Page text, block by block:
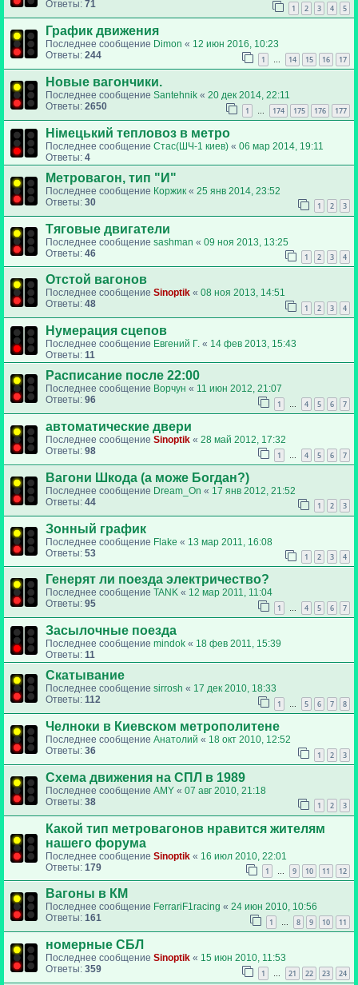
Ответы: 71 1 2 3 4 5
График движения
Последнее сообщение Dimon « 12 июн 2016, 10:23
Ответы: 244 1 14 15 16 17
Новые вагончики.
Последнее сообщение Santehnik « 20 дек 2014, 22:11
Ответы: 2650 1 174 175 176 177
Німецький тепловоз в метро
Последнее сообщение Стас(ШЧ-1 киев) « 06 мар 2014, 19:11
Ответы: 4
Метровагон, тип "И"
Последнее сообщение Коржик « 25 янв 2014, 23:52
Ответы: 30 1 2 3
Тяговые двигатели
Последнее сообщение sashman « 09 ноя 2013, 13:25
Ответы: 46 1 2 3 4
Отстой вагонов
Последнее сообщение Sinoptik « 08 ноя 2013, 14:51
Ответы: 48 1 2 3 4
Нумерация сцепов
Последнее сообщение Евгений Г. « 14 фев 2013, 15:43
Ответы: 11
Расписание после 22:00
Последнее сообщение Ворчун « 11 июн 2012, 21:07
Ответы: 96 1 4 5 6 7
автоматические двери
Последнее сообщение Sinoptik « 28 май 2012, 17:32
Ответы: 98 1 4 5 6 7
Вагони Шкода (а може Богдан?)
Последнее сообщение Dream_On « 17 янв 2012, 21:52
Ответы: 44 1 2 3
Зонный график
Последнее сообщение Flake « 13 мар 2011, 16:08
Ответы: 53 1 2 3 4
Генерят ли поезда электричество?
Последнее сообщение TANK « 12 мар 2011, 11:04
Ответы: 95 1 … 4 5 6 7
Засылочные поезда
Последнее сообщение mindok « 18 фев 2011, 15:39
Ответы: 11
Скатывание
Последнее сообщение sirrosh « 17 дек 2010, 18:33
Ответы: 112 1 5 6 7 8
Челноки в Киевском метрополитене
Последнее сообщение Анатолий « 18 окт 2010, 12:52
Ответы: 36 1 2 3
Схема движения на СПЛ в 1989
Последнее сообщение AMY « 07 авг 2010, 21:18
Ответы: 38 1 2 3
Какой тип метровагонов нравится жителям
нашего форума
Последнее сообщение Sinoptik « 16 июл 2010, 22:01
Ответы: 179 1 … 9 10 11 12
Вагоны в КМ
Последнее сообщение FerrariF1racing « 24 июн 2010, 10:56
Ответы: 161 1 … 8 9 10 11
номерные СБЛ
Последнее сообщение Sinoptik « 15 июн 2010, 11:53
Ответы: 359 1 21 22 23 24